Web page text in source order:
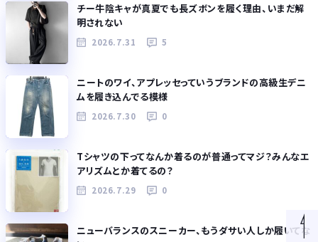
チー牛陰キャが真夏でも長ズボンを履く理由、いまだ解
明されない
2026.7.31 5
ニートのワイ、アプレッセっていうブランドの高級生デニ
ムを履き込んでる模様
2026.7.30 0
Tシャツの下ってなんか着るのが普通ってマジ？みんなエ
アリズムとか着てるの？
2026.7.29 0
ニューバランスのスニーカー、もうダサい人しか履いてな